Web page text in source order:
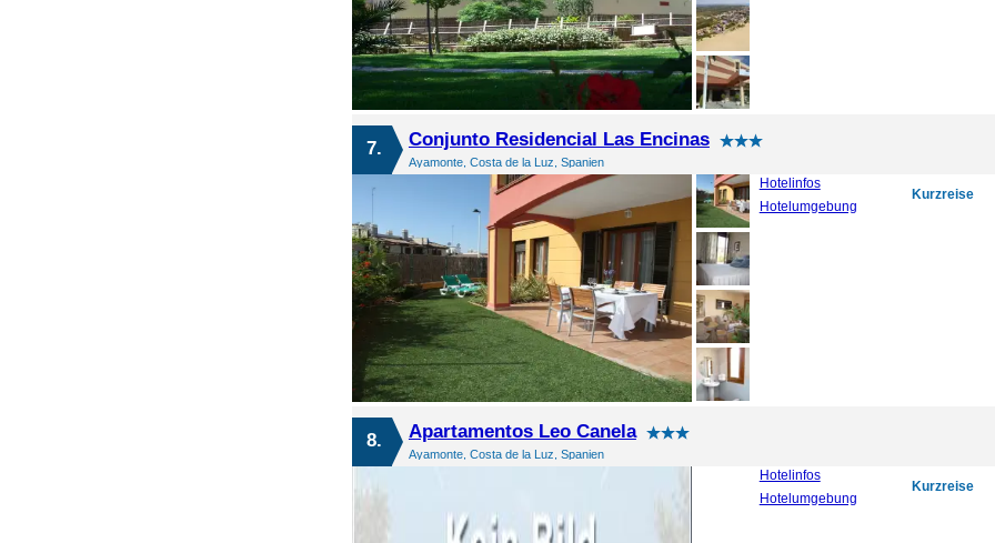
7. Conjunto Residencial Las Encinas
Ayamonte, Costa de la Luz, Spanien
Hotelinfos
Hotelumgebung
Kurzreise
8. Apartamentos Leo Canela
Ayamonte, Costa de la Luz, Spanien
Hotelinfos
Hotelumgebung
Kurzreise